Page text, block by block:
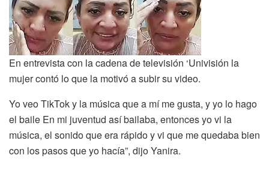
En entrevista con la cadena de televisión ‘Univisión la
mujer contó lo que la motivó a subir su video.
Yo veo TikTok y la música que a mí me gusta, y yo lo hago
el baile En mi juventud así bailaba, entonces yo vi la
música, el sonido que era rápido y vi que me quedaba bien
con los pasos que yo hacía”, dijo Yanira.